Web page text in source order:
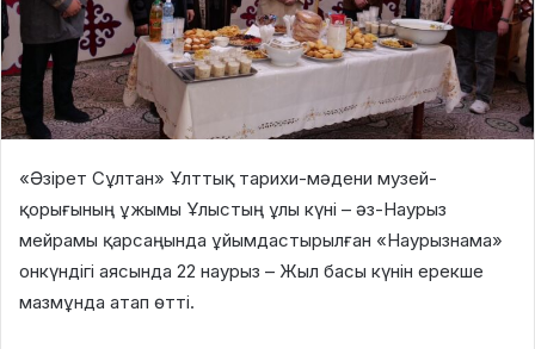
«Әзірет Сұлтан» Ұлттық тарихи-мәдени музей-
қорығының ұжымы Ұлыстың ұлы күні – әз-Наурыз
мейрамы қарсаңында ұйымдастырылған «Наурызнама»
онкүндігі аясында 22 наурыз – Жыл басы күнін ерекше
мазмұнда атап өтті.